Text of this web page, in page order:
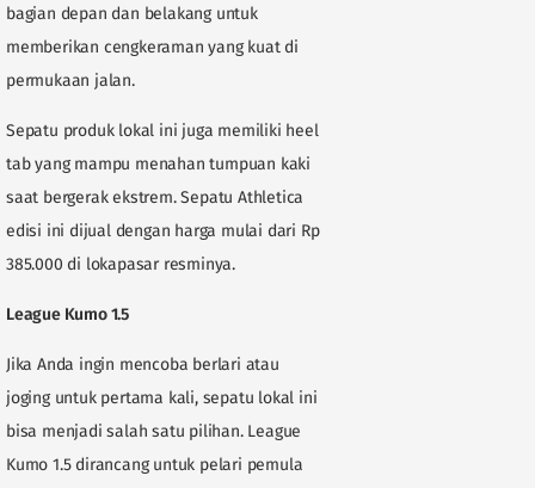
bagian depan dan belakang untuk
memberikan cengkeraman yang kuat di
permukaan jalan.
Sepatu produk lokal ini juga memiliki heel
tab yang mampu menahan tumpuan kaki
saat bergerak ekstrem. Sepatu Athletica
edisi ini dijual dengan harga mulai dari Rp
385.000 di lokapasar resminya.
League Kumo 1.5
Jika Anda ingin mencoba berlari atau
joging untuk pertama kali, sepatu lokal ini
bisa menjadi salah satu pilihan. League
Kumo 1.5 dirancang untuk pelari pemula